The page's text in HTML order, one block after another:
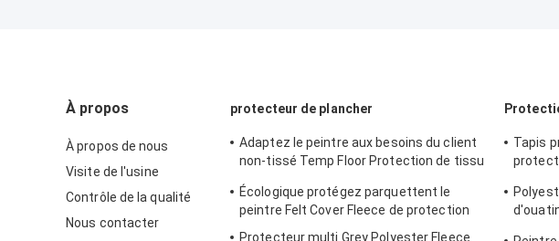
À propos
À propos de nous
Visite de l'usine
Contrôle de la qualité
Nous contacter
protecteur de plancher
Adaptez le peintre aux besoins du client
non-tissé Temp Floor Protection de tissu
Écologique protégez parquettent le
peintre Felt Cover Fleece de protection
Protecteur multi Grey Polyester Fleece
Tapis